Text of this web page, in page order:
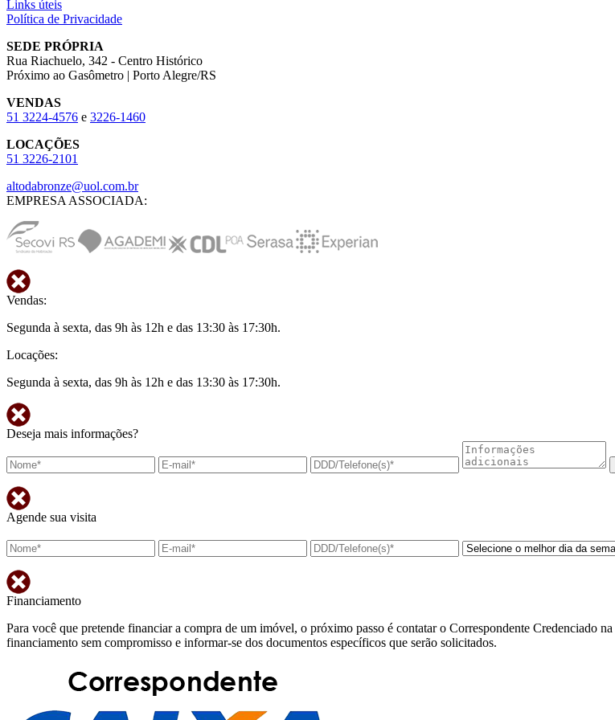
Links úteis
Política de Privacidade
SEDE PRÓPRIA
Rua Riachuelo, 342 - Centro Histórico
Próximo ao Gasômetro | Porto Alegre/RS
VENDAS
51 3224-4576 e 3226-1460
LOCAÇÕES
51 3226-2101
altodabronze@uol.com.br
EMPRESA ASSOCIADA:
Vendas:
Segunda à sexta, das 9h às 12h e das 13:30 às 17:30h.
Locações:
Segunda à sexta, das 9h às 12h e das 13:30 às 17:30h.
Deseja mais informações?
Agende sua visita
Financiamento
Para você que pretende financiar a compra de um imóvel, o próximo passo é contatar o Correspondente Credenciado
financiamento sem compromisso e informar-se dos documentos específicos que serão solicitados.